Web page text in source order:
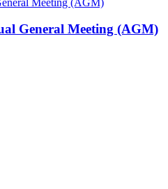
General Meeting (AGM)